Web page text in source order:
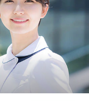
詳細を見る
一時募集休止